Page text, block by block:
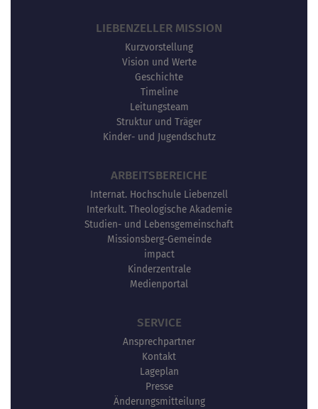
LIEBENZELLER MISSION
Kurzvorstellung
Vision und Werte
Geschichte
Timeline
Leitungsteam
Struktur und Träger
Kinder- und Jugendschutz
ARBEITSBEREICHE
Internat. Hochschule Liebenzell
Interkult. Theologische Akademie
Studien- und Lebensgemeinschaft
Missionsberg-Gemeinde
impact
Kinderzentrale
Medienportal
SERVICE
Ansprechpartner
Kontakt
Lageplan
Presse
Änderungsmitteilung